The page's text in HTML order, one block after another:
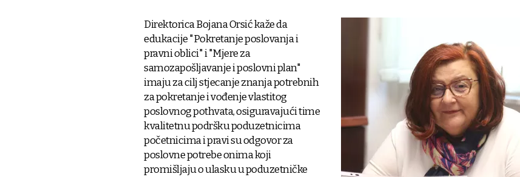
Direktorica Bojana Orsić kaže da
edukacije "Pokretanje poslovanja i
pravni oblici" i "Mjere za
samozapošljavanje i poslovni plan"
imaju za cilj stjecanje znanja potrebnih
za pokretanje i vođenje vlastitog
poslovnog pothvata, osiguravajući time
kvalitetnu podršku poduzetnicima
početnicima i pravi su odgovor za
poslovne potrebe onima koji
promišljaju o ulasku u poduzetničke